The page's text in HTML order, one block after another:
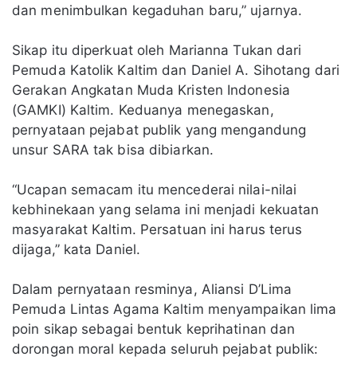
dan menimbulkan kegaduhan baru,” ujarnya.
Sikap itu diperkuat oleh Marianna Tukan dari
Pemuda Katolik Kaltim dan Daniel A. Sihotang dari
Gerakan Angkatan Muda Kristen Indonesia
(GAMKI) Kaltim. Keduanya menegaskan,
pernyataan pejabat publik yang mengandung
unsur SARA tak bisa dibiarkan.
“Ucapan semacam itu mencederai nilai-nilai
kebhinekaan yang selama ini menjadi kekuatan
masyarakat Kaltim. Persatuan ini harus terus
dijaga,” kata Daniel.
Dalam pernyataan resminya, Aliansi D’Lima
Pemuda Lintas Agama Kaltim menyampaikan lima
poin sikap sebagai bentuk keprihatinan dan
dorongan moral kepada seluruh pejabat publik: